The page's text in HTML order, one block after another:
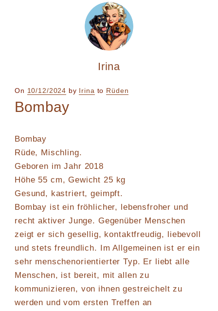
Irina
On Posted
10/12/2024 by Irina to Rüden
Bombay
Bombay
Rüde, Mischling.
Geboren im Jahr 2018
Höhe 55 cm, Gewicht 25 kg
Gesund, kastriert, geimpft.
Bombay ist ein fröhlicher, lebensfroher und
recht aktiver Junge. Gegenüber Menschen
zeigt er sich gesellig, kontaktfreudig, liebevoll
und stets freundlich. Im Allgemeinen ist er ein
sehr menschenorientierter Typ. Er liebt alle
Menschen, ist bereit, mit allen zu
kommunizieren, von ihnen gestreichelt zu
werden und vom ersten Treffen an